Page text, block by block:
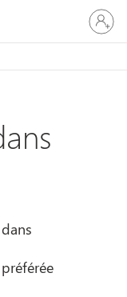
vous
à
compte